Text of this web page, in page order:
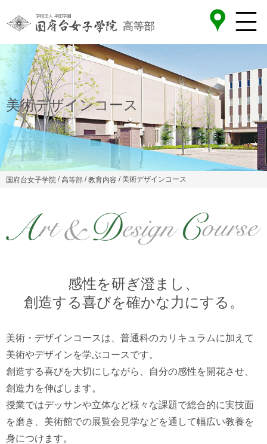
高等部
美術デザインコース
国府台女子学院 /高等部 /教育内容 / 美術デザインコース
感性を研ぎ澄まし、
創造する喜びを確かな力にする。
美術・デザインコースは、普通科のカリキュラムに加えて
美術やデザインを学ぶコースです。
創造する喜びを大切にしながら、自分の感性を開花させ、
創造力を伸ばします。
授業ではデッサンや立体など様々な課題で総合的に実技面
を磨き、美術館での展覧会見学などを通して幅広い教養を
身につけます。